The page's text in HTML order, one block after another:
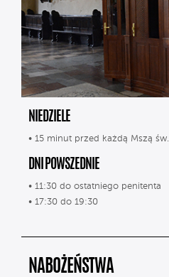
NIEDZIELE
• 15 minut przed każdą Mszą św.
DNI POWSZEDNIE
• 11:30 do ostatniego penitenta
• 17:30 do 19:30
NABOŻEŃSTWA